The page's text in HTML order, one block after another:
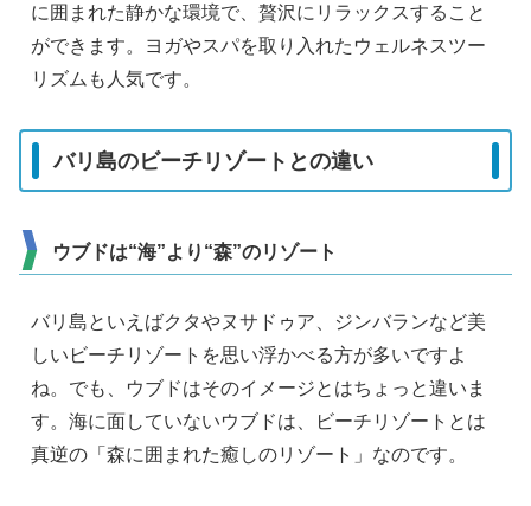
に囲まれた静かな環境で、贅沢にリラックスすること
ができます。ヨガやスパを取り入れたウェルネスツー
リズムも人気です。
バリ島のビーチリゾートとの違い
ウブドは“海”より“森”のリゾート
バリ島といえばクタやヌサドゥア、ジンバランなど美
しいビーチリゾートを思い浮かべる方が多いですよ
ね。でも、ウブドはそのイメージとはちょっと違いま
す。海に面していないウブドは、ビーチリゾートとは
真逆の「森に囲まれた癒しのリゾート」なのです。